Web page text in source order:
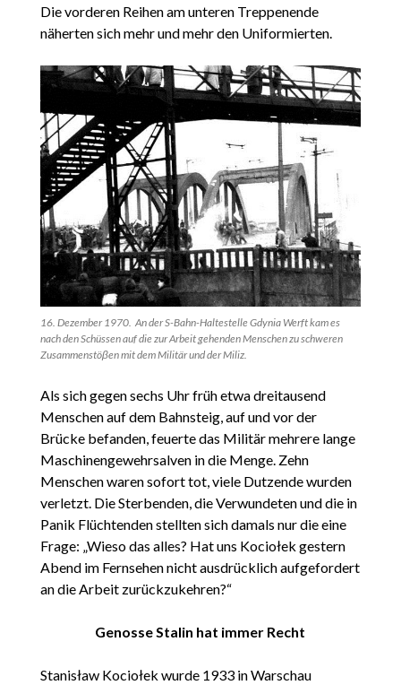
Die vorderen Reihen am unteren Treppenende
näherten sich mehr und mehr den Uniformierten.
16. Dezember 1970. An der S-Bahn-Haltestelle Gdynia Werft kam es
nach den Schüssen auf die zur Arbeit gehenden Menschen zu schweren
Zusammenstöβen mit dem Militär und der Miliz.
Als sich gegen sechs Uhr früh etwa dreitausend
Menschen auf dem Bahnsteig, auf und vor der
Brücke befanden, feuerte das Militär mehrere lange
Maschinengewehrsalven in die Menge. Zehn
Menschen waren sofort tot, viele Dutzende wurden
verletzt. Die Sterbenden, die Verwundeten und die in
Panik Flüchtenden stellten sich damals nur die eine
Frage: „Wieso das alles? Hat uns Kociołek gestern
Abend im Fernsehen nicht ausdrücklich aufgefordert
an die Arbeit zurückzukehren?“
Genosse Stalin hat immer Recht
Stanisław Kociołek wurde 1933 in Warschau